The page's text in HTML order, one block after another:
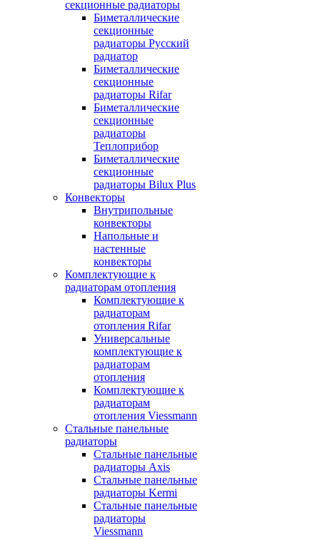
секционные радиаторы
Биметаллические
секционные
радиаторы Русский
радиатор
Биметаллические
секционные
радиаторы Rifar
Биметаллические
секционные
радиаторы
Теплоприбор
Биметаллические
секционные
радиаторы Bilux Plus
Конвекторы
Внутрипольные
конвекторы
Напольные и
настенные
конвекторы
Комплектующие к
радиаторам отопления
Комплектующие к
радиаторам
отопления Rifar
Универсальные
комплектующие к
радиаторам
отопления
Комплектующие к
радиаторам
отопления Viessmann
Стальные панельные
радиаторы
Стальные панельные
радиаторы Axis
Стальные панельные
радиаторы Kermi
Стальные панельные
радиаторы
Viessmann